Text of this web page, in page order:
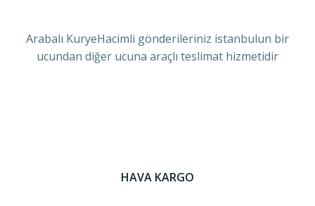
Arabalı KuryeHacimli gönderileriniz istanbulun bir
ucundan diğer ucuna araçlı teslimat hizmetidir
HAVA KARGO